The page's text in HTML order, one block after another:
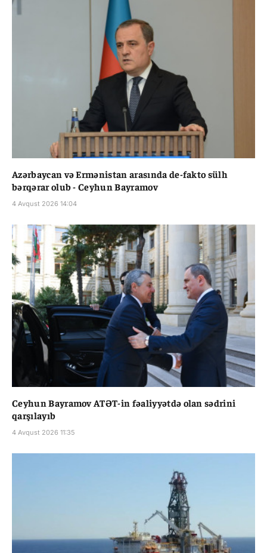
Azərbaycan və Ermənistan arasında de-fakto sülh
bərqərar olub - Ceyhun Bayramov
4 Avqust 2026 14:04
Ceyhun Bayramov ATƏT-in fəaliyyətdə olan sədrini
qarşılayıb
4 Avqust 2026 11:35